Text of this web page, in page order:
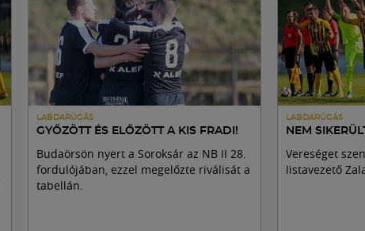
LABDARÚGÁS
GYŐZÖTT ÉS ELŐZÖTT A KIS FRADI!
Budaörsön nyert a Soroksár az NB II 28.
fordulójában, ezzel megelőzte riválisát a
tabellán.
LABDARÚGÁS
NEM
Vereséget
listavezető